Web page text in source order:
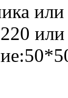
или